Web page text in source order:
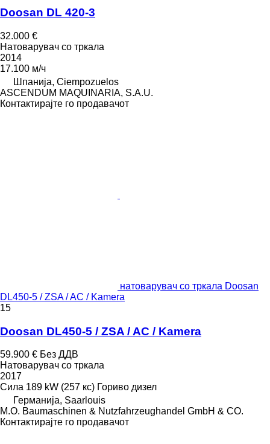
Doosan DL 420-3
32.000 €
Натоварувач со тркала
2014
17.100 м/ч
Шпанија, Ciempozuelos
ASCENDUM MAQUINARIA, S.A.U.
Контактирајте го продавачот
натоварувач со тркала Doosan
DL450-5 / ZSA / AC / Kamera
15
Doosan DL450-5 / ZSA / AC / Kamera
59.900 € Без ДДВ
Натоварувач со тркала
2017
Сила 189 kW (257 кс) Гориво дизел
Германија, Saarlouis
M.O. Baumaschinen & Nutzfahrzeughandel GmbH & CO.
Контактирајте го продавачот